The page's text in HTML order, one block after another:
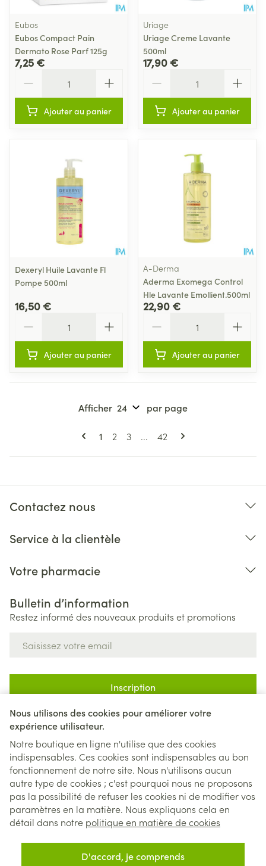
Nous utilisons des cookies pour améliorer votre
expérience utilisateur.
Notre boutique en ligne n'utilise que des cookies
indispensables. Ces cookies sont indispensables au bon
fonctionnement de notre site. Nous n'utilisons aucun
autre type de cookies ; c'est pourquoi nous ne proposons
pas la possibilité de refuser les cookies ni de modifier vos
paramètres en la matière. Nous expliquons cela en
détail dans notre politique en matière de cookies
D'accord, je comprends
Eubos
Eubos Compact Pain
Dermato Rose Parf 125g
7,25 €
Ajouter au panier
Uriage
Uriage Creme Lavante
500ml
17,90 €
Ajouter au panier
Dexeryl Huile Lavante Fl
Pompe 500ml
16,50 €
Ajouter au panier
A-Derma
Aderma Exomega Control
Hle Lavante Emollient.500ml
22,90 €
Ajouter au panier
Vous lisez actuellement la page
1 Page
2 Page
3 ... Page
42
Afficher par page
Contactez nous
Service à la clientèle
Votre pharmacie
Bulletin d’information
Restez informé des nouveaux produits et promotions
Inscription
En cliquant sur s'abonner, vous vous abonnez à notre newsletter
et acceptez notrepolitique de confidentialité
Liens légaux